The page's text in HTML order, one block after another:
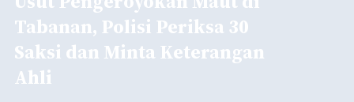
Tabanan, Polisi Periksa 30
Saksi dan Minta Keterangan
Ahli